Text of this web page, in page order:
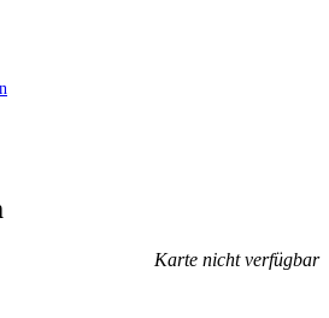
Karte nicht verfügbar